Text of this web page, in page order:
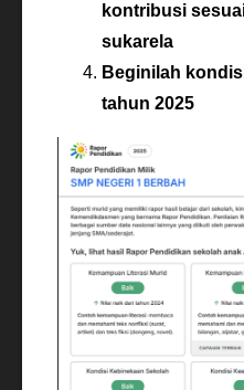
kontribusi
sukarela
Beginilah
tahun 2025